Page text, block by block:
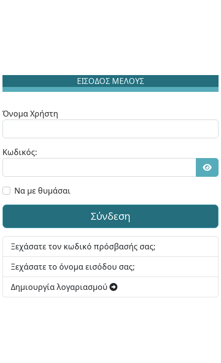
ΕΙΣΟΔΟΣ ΜΕΛΟΥΣ
Όνομα Χρήστη
Κωδικός:
Να με θυμάσαι
Σύνδεση
Ξεχάσατε τον κωδικό πρόσβασής σας;
Ξεχάσατε το όνομα εισόδου σας;
Δημιουργία λογαριασμού